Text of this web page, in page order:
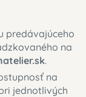
predávajúceho
na
.
na
jednotlivých